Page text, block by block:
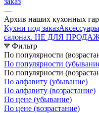
—
Архив наших кухонных
Кухни под заказ
салонах. НЕ ДЛЯ
Фильтр
По популярности
По популярности
По популярности
По алфавиту (убывание)
По алфавиту (возрастание)
По цене (убывание)
По цене (возрастание)